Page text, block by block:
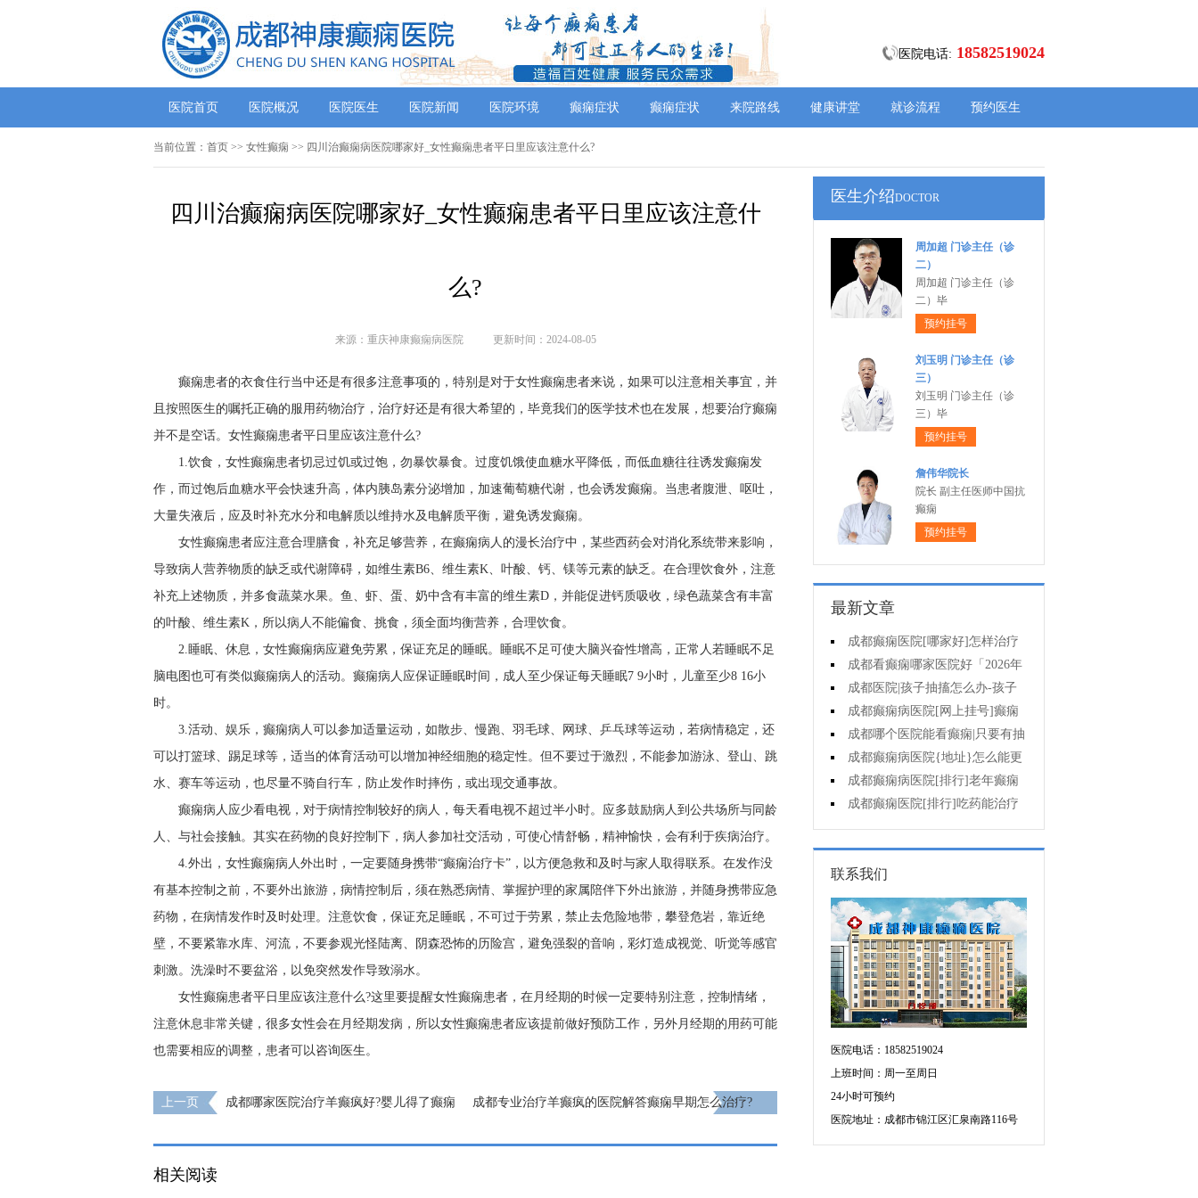
医院电话: 18582519024
医院首页 医院概况 医院医生 医院新闻 医院环境 癫痫症状 癫痫症状 来院路线 健康讲堂 就诊流程 预约医生
当前位置： 首页 >> 女性癫痫 >> 四川治癫痫病医院哪家好_女性癫痫患者平日里应该注意什么?
四川治癫痫病医院哪家好_女性癫痫患者平日里应该注意什
么?
来源：重庆神康癫痫病医院 更新时间：2024-08-05
癫痫患者的衣食住行当中还是有很多注意事项的，特别是对于女性癫痫患者来说，如果可以注意相关事宜，并
且按照医生的嘱托正确的服用药物治疗，治疗好还是有很大希望的，毕竟我们的医学技术也在发展，想要治疗癫痫
并不是空话。女性癫痫患者平日里应该注意什么?
1.饮食，女性癫痫患者切忌过饥或过饱，勿暴饮暴食。过度饥饿使血糖水平降低，而低血糖往往诱发癫痫发
作，而过饱后血糖水平会快速升高，体内胰岛素分泌增加，加速葡萄糖代谢，也会诱发癫痫。当患者腹泄、呕吐，
大量失液后，应及时补充水分和电解质以维持水及电解质平衡，避免诱发癫痫。
女性癫痫患者应注意合理膳食，补充足够营养，在癫痫病人的漫长治疗中，某些西药会对消化系统带来影响，
导致病人营养物质的缺乏或代谢障碍，如维生素B6、维生素K、叶酸、钙、镁等元素的缺乏。在合理饮食外，注意
补充上述物质，并多食蔬菜水果。鱼、虾、蛋、奶中含有丰富的维生素D，并能促进钙质吸收，绿色蔬菜含有丰富
的叶酸、维生素K，所以病人不能偏食、挑食，须全面均衡营养，合理饮食。
2.睡眠、休息，女性癫痫病应避免劳累，保证充足的睡眠。睡眠不足可使大脑兴奋性增高，正常人若睡眠不足
脑电图也可有类似癫痫病人的活动。癫痫病人应保证睡眠时间，成人至少保证每天睡眠7 9小时，儿童至少8 16小
时。
3.活动、娱乐，癫痫病人可以参加适量运动，如散步、慢跑、羽毛球、网球、乒乓球等运动，若病情稳定，还
可以打篮球、踢足球等，适当的体育活动可以增加神经细胞的稳定性。但不要过于激烈，不能参加游泳、登山、跳
水、赛车等运动，也尽量不骑自行车，防止发作时摔伤，或出现交通事故。
癫痫病人应少看电视，对于病情控制较好的病人，每天看电视不超过半小时。应多鼓励病人到公共场所与同龄
人、与社会接触。其实在药物的良好控制下，病人参加社交活动，可使心情舒畅，精神愉快，会有利于疾病治疗。
4.外出，女性癫痫病人外出时，一定要随身携带“癫痫治疗卡”，以方便急救和及时与家人取得联系。在发作没
有基本控制之前，不要外出旅游，病情控制后，须在熟悉病情、掌握护理的家属陪伴下外出旅游，并随身携带应急
药物，在病情发作时及时处理。注意饮食，保证充足睡眠，不可过于劳累，禁止去危险地带，攀登危岩，靠近绝
壁，不要紧靠水库、河流，不要参观光怪陆离、阴森恐怖的历险宫，避免强裂的音响，彩灯造成视觉、听觉等感官
刺激。洗澡时不要盆浴，以免突然发作导致溺水。
女性癫痫患者平日里应该注意什么?这里要提醒女性癫痫患者，在月经期的时候一定要特别注意，控制情绪，
注意休息非常关键，很多女性会在月经期发病，所以女性癫痫患者应该提前做好预防工作，另外月经期的用药可能
也需要相应的调整，患者可以咨询医生。
上一页
成都哪家医院治疗羊癫疯好?婴儿得了癫痫
成都专业治疗羊癫疯的医院解答癫痫早期怎么治疗?
相关阅读
医生介绍DOCTOR
周加超 门诊主任（诊
二）
周加超 门诊主任（诊
二）毕
预约挂号
刘玉明 门诊主任（诊
三）
刘玉明 门诊主任（诊
三）毕
预约挂号
詹伟华院长
院长 副主任医师中国抗
癫痫
预约挂号
最新文章
成都癫痫医院[哪家好]怎样治疗
癫痫可以好?
成都看癫痫哪家医院好「2026年
度公布」癫痫病人的饮食禁忌
成都医院|孩子抽搐怎么办-孩子
得癫痫后能出门吗?
成都癫痫病医院[网上挂号]癫痫
对孩子的伤害有什么?
成都哪个医院能看癫痫|只要有抽
搐就是癫痫病吗?
成都癫痫病医院{地址}怎么能更
有效治癫痫?
成都癫痫病医院[排行]老年癫痫
增多的原因是什么?
成都癫痫医院[排行]吃药能治疗
好癫痫吗?
联系我们
医院电话：18582519024
上班时间：周一至周日
24小时可预约
医院地址：成都市锦江区汇泉南路116号